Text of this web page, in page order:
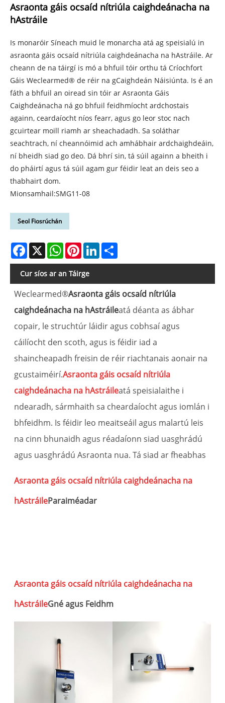
Asraonta gáis ocsaíd nítriúla caighdeánacha na
hAstráile
Is monaróir Síneach muid le monarcha atá ag speisialú in
asraonta gáis ocsaíd nítriúla caighdeánacha na hAstráile. Ar
cheann de na táirgí is mó a bhfuil tóir orthu tá Críochfort
Gáis Weclearmed® de réir na gCaighdeán Náisiúnta. Is é an
fáth a bhfuil an oiread sin tóir ar Asraonta Gáis
Caighdeánacha ná go bhfuil feidhmíocht ardchostais
againn, ceardaíocht níos fearr, agus go leor stoc nach
gcuirtear moill riamh ar sheachadadh. Sa soláthar
seachtrach, ní cheannóimid ach amhábhair ardchaighdeáin,
ní bheidh siad go deo. Dá bhrí sin, tá súil againn a bheith i
do pháirtí agus tá súil agam gur féidir leat an deis seo a
thabhairt dom.
Mionsamhail:SMG11-08
Seol Fiosrúchán
Facebook
X WhatsAppPinterestLinkedIn
Cur síos ar an Táirge
Weclearmed®Asraonta gáis ocsaíd nítriúla
caighdeánacha na hAstráileatá déanta as ábhar
copair, le struchtúr láidir agus cobhsaí agus
cáilíocht den scoth, agus is féidir iad a
shaincheapadh freisin de réir riachtanais aonair na
gcustaiméirí.Asraonta gáis ocsaíd nítriúla
caighdeánacha na hAstráileatá speisialaithe i
ndearadh, sármhaith sa cheardaíocht agus iomlán i
bhfeidhm. Is féidir leo meaitseáil agus malartú leis
na cinn bhunaidh agus réadaíonn siad uasghrádú
agus uasghrádú Asraonta nua. Tá siad ar fheabhas
Asraonta gáis ocsaíd nítriúla caighdeánacha na
hAstráileParaiméadar
Asraonta gáis ocsaíd nítriúla caighdeánacha na
hAstráileGné agus Feidhm